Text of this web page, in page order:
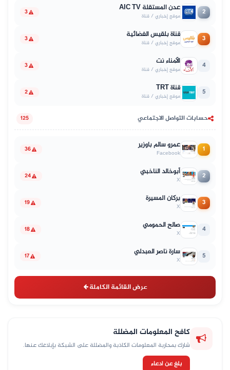
2 عدن المستقلة AIC TV
موقع إخباري / قناة 3
3 قناة بلقيس الفضائية
موقع إخباري / قناة 3
4 الأمناء نت
موقع إخباري / قناة 3
5 قناة TRT
موقع إخباري / قناة 2
حسابات التواصل الاجتماعي 125
1 عمرو سالم باوزير
Facebook
36
2 أبوخالد الناخبي
X
24
3 بركان المسيرة
X
19
4 صالح الحمومي
X
18
5 سارة ناصر العبدلي
X
17
عرض القائمة الكاملة
كافح المعلومات المضللة
شارك بمحاربة المعلومات الكاذبة والمضللة على الشبكة بإبلاغك عنها.
بلغ عن ادعاء